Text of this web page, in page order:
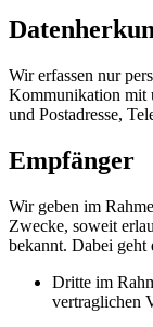
Wir erfassen nur
Kommunikation mit
und Postadresse,
Empfänger
Wir geben im
Zwecke, soweit
bekannt. Dabei geht
Dritte im
vertraglichen